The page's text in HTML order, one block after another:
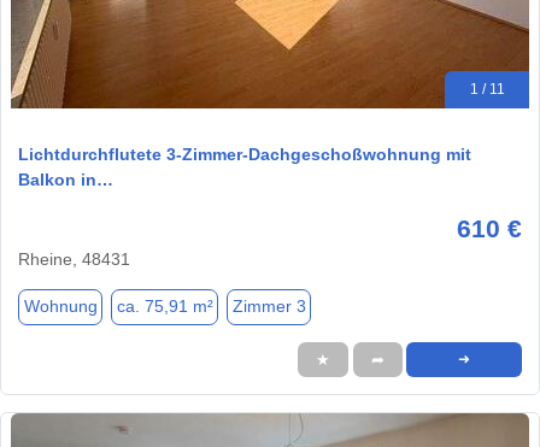
1 / 11
Lichtdurchflutete 3-Zimmer-Dachgeschoßwohnung mit
Balkon in…
610 €
Rheine, 48431
Wohnung ca. 75,91 m² Zimmer 3
★ ➦ ➜